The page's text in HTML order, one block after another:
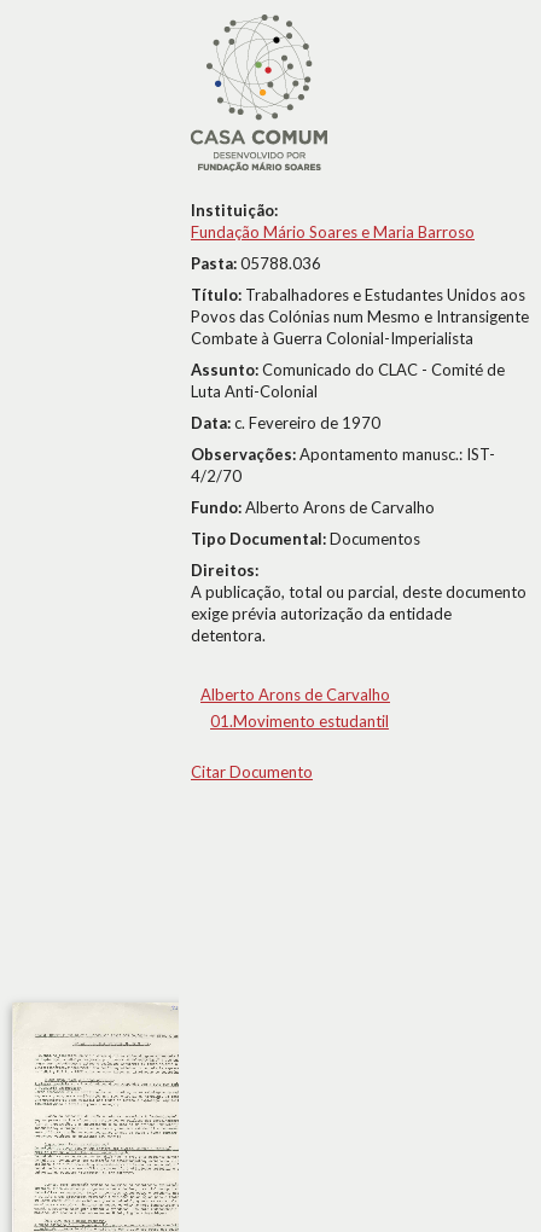
Instituição:
Fundação Mário Soares e Maria Barroso
Pasta:05788.036
Título: Trabalhadores e Estudantes Unidos aos
Povos das Colónias num Mesmo e Intransigente
Combate à Guerra Colonial-Imperialista
Assunto:Comunicado do CLAC - Comité de
Luta Anti-Colonial
Data:c. Fevereiro de 1970
Observações:Apontamento manusc.: IST-
4/2/70
Fundo:Alberto Arons de Carvalho
Tipo Documental:Documentos
Direitos:
A publicação, total ou parcial, deste documento
exige prévia autorização da entidade
detentora.
Alberto Arons de Carvalho
01.Movimento estudantil
Citar Documento